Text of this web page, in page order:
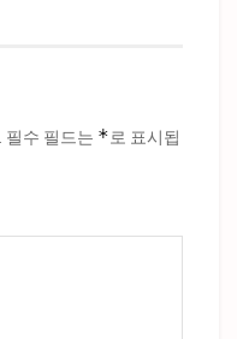
필수 필드는 *로 표시됩